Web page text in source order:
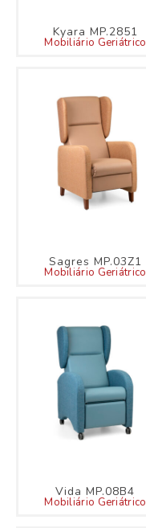
Kyara MP.2851
Mobiliário Geriátrico
Sagres MP.03Z1
Mobiliário Geriátrico
Vida MP.08B4
Mobiliário Geriátrico